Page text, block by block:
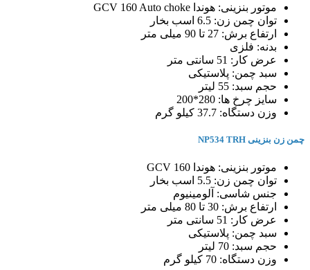
موتور بنزینی: هوندا GCV 160 Auto choke
توان چمن زن: 6.5 اسب بخار
ارتفاع برش: 27 تا 90 میلی متر
بدنه: فلزی
عرض کار: 51 سانتی متر
سبد چمن: پلاستیکی
حجم سبد: 55 لیتر
سایز چرخ ها: 280*200
وزن دستگاه: 37.7 کیلو گرم
چمن زن بنزینی NP534 TRH
موتور بنزینی: هوندا GCV 160
توان چمن زن: 5.5 اسب بخار
جنس شاسی: آلومینیوم
ارتفاع برش: 30 تا 80 میلی متر
عرض کار: 51 سانتی متر
سبد چمن: پلاستیکی
حجم سبد: 70 لیتر
وزن دستگاه: 70 کیلو گرم